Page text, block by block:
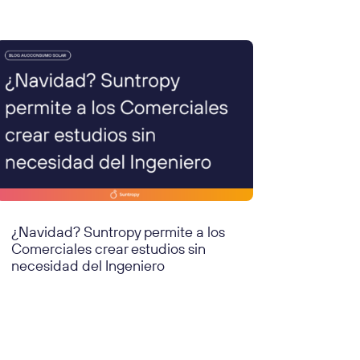
¿Navidad? Suntropy permite a los
Comerciales crear estudios sin
necesidad del Ingeniero